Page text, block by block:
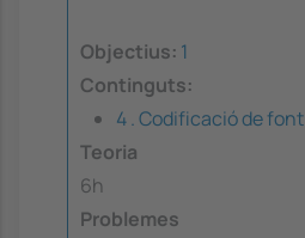
Objectius: 1
Continguts:
4 . Codificació de font
Teoria
6h
Problemes